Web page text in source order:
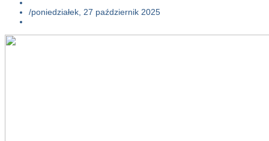
/poniedziałek, 27 październik 2025